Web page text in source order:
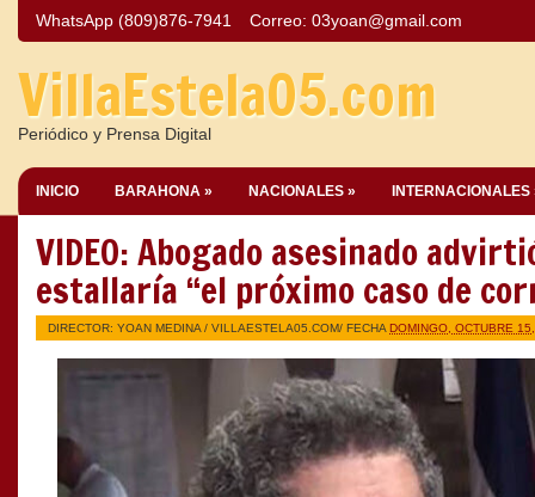
WhatsApp (809)876-7941 Correo: 03yoan@gmail.com
VillaEstela05.com
Periódico y Prensa Digital
INICIO BARAHONA » NACIONALES » INTERNACIONALES
VIDEO: Abogado asesinado
estallaría “el próximo caso de
DIRECTOR: YOAN MEDINA / VILLAESTELA05.COM/ FECHA DOMINGO, OCTUBRE